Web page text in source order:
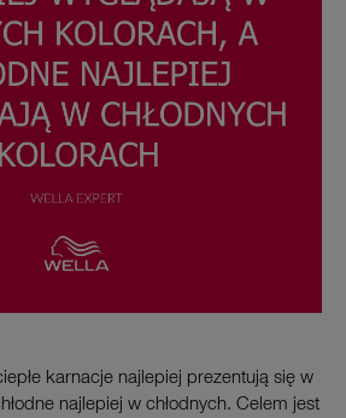
karnacje najlepiej prezentują się w
najlepiej w chłodnych. Celem jest